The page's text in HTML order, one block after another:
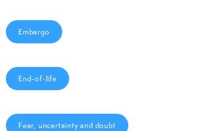
Embargo
End-of-life
Fear, uncertainty and doubt